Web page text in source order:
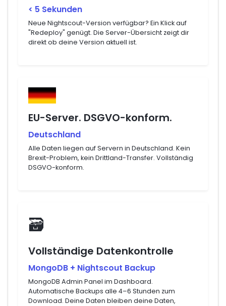
< 5 Sekunden
Neue Nightscout-Version verfügbar? Ein Klick auf
"Redeploy" genügt. Die Server-Übersicht zeigt dir
direkt ob deine Version aktuell ist.
EU-Server. DSGVO-konform.
Deutschland
Alle Daten liegen auf Servern in Deutschland. Kein
Brexit-Problem, kein Drittland-Transfer. Vollständig
DSGVO-konform.
🗃
Vollständige Datenkontrolle
MongoDB + Nightscout Backup
MongoDB Admin Panel im Dashboard.
Automatische Backups alle 4–6 Stunden zum
Download. Deine Daten bleiben deine Daten,